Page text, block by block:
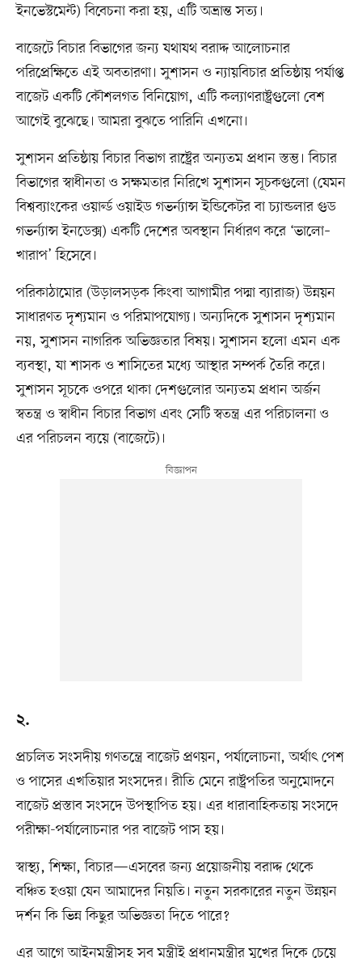
ইনভেস্টমেন্ট) বিবেচনা করা হয়, এটি অভ্রান্ত সত্য।
বাজেটে বিচার বিভাগের জন্য যথাযথ বরাদ্দ আলোচনার
পরিপ্রেক্ষিতে এই অবতারণা। সুশাসন ও ন্যায়বিচার প্রতিষ্ঠায় পর্যাপ্ত
বাজেট একটি কৌশলগত বিনিয়োগ, এটি কল্যাণরাষ্ট্রগুলো বেশ
আগেই বুঝেছে। আমরা বুঝতে পারিনি এখনো।
সুশাসন প্রতিষ্ঠায় বিচার বিভাগ রাষ্ট্রের অন্যতম প্রধান স্তম্ভ। বিচার
বিভাগের স্বাধীনতা ও সক্ষমতার নিরিখে সুশাসন সূচকগুলো (যেমন
বিশ্বব্যাংকের ওয়ার্ল্ড ওয়াইড গভর্ন্যান্স ইন্ডিকেটর বা চ্যান্ডলার গুড
গভর্ন্যান্স ইনডেক্স) একটি দেশের অবস্থান নির্ধারণ করে ‘ভালো–
খারাপ’ হিসেবে।
পরিকাঠামোর (উড়ালসড়ক কিংবা আগামীর পদ্মা ব্যারাজ) উন্নয়ন
সাধারণত দৃশ্যমান ও পরিমাপযোগ্য। অন্যদিকে সুশাসন দৃশ্যমান
নয়, সুশাসন নাগরিক অভিজ্ঞতার বিষয়। সুশাসন হলো এমন এক
ব্যবস্থা, যা শাসক ও শাসিতের মধ্যে আস্থার সম্পর্ক তৈরি করে।
সুশাসন সূচকে ওপরে থাকা দেশগুলোর অন্যতম প্রধান অর্জন
স্বতন্ত্র ও স্বাধীন বিচার বিভাগ এবং সেটি স্বতন্ত্র এর পরিচালনা ও
এর পরিচলন ব্যয়ে (বাজেটে)।
২.
প্রচলিত সংসদীয় গণতন্ত্রে বাজেট প্রণয়ন, পর্যালোচনা, অর্থাৎ পেশ
ও পাসের এখতিয়ার সংসদের। রীতি মেনে রাষ্ট্রপতির অনুমোদনে
বাজেট প্রস্তাব সংসদে উপস্থাপিত হয়। এর ধারাবাহিকতায় সংসদে
পরীক্ষা-পর্যালোচনার পর বাজেট পাস হয়।
স্বাস্থ্য, শিক্ষা, বিচার—এসবের জন্য প্রয়োজনীয় বরাদ্দ থেকে
বঞ্চিত হওয়া যেন আমাদের নিয়তি। নতুন সরকারের নতুন উন্নয়ন
দর্শন কি ভিন্ন কিছুর অভিজ্ঞতা দিতে পারে?
এর আগে আইনমন্ত্রীসহ সব মন্ত্রীই প্রধানমন্ত্রীর মুখের দিকে চেয়ে